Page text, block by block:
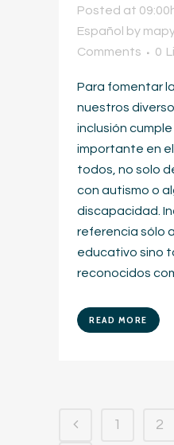
Posted at
Español by
Comments
0
Para fomentar
nuestros
inclusión cumple
importante en
todos, no solo
con autismo o
discapacidad.
referencia sólo
educativo sino
reconocidos
READ MORE
1 2